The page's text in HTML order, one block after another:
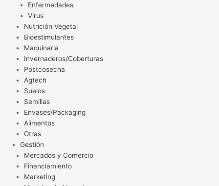
Enfermedades
Virus
Nutrición Vegetal
Bioestimulantes
Maquinaria
Invernaderos/Coberturas
Postcosecha
Agtech
Suelos
Semillas
Envases/Packaging
Alimentos
Otras
Gestión
Mercados y Comercio
Financiamiento
Marketing